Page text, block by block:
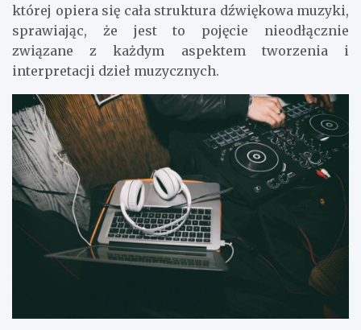
której opiera się cała struktura dźwiękowa muzyki,
sprawiając, że jest to pojęcie nieodłącznie
związane z każdym aspektem tworzenia i
interpretacji dzieł muzycznych.